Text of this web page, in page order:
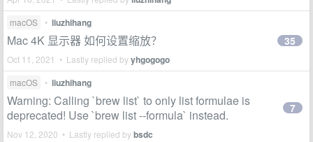
macOS • liuzhihang
Mac 4K 显示器 如何设置缩放？
Oct 11, 2021 • Lastly replied byyhgogogo
35
macOS • liuzhihang
Warning: Calling `brew list` to only list formulae is
deprecated! Use `brew list --formula` instead.
Nov 12, 2020 • Lastly replied bybsdc
7